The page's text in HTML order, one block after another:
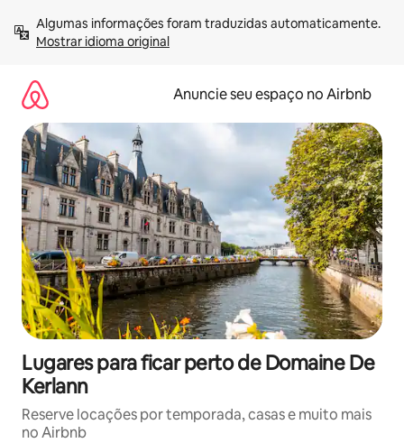
para
Mostrar idioma original
Anuncie seu espaço no Airbnb
Lugares para ficar perto de Domaine De
Kerlann
Reserve locações por temporada, casas e muito mais
no Airbnb